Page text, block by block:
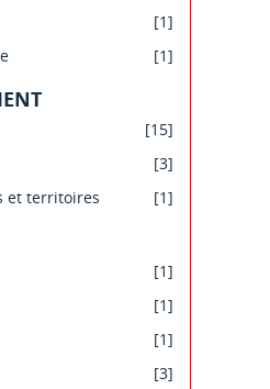
[1]
[1]
[15]
[3]
et territoires
[1]
[1]
[1]
[1]
[3]